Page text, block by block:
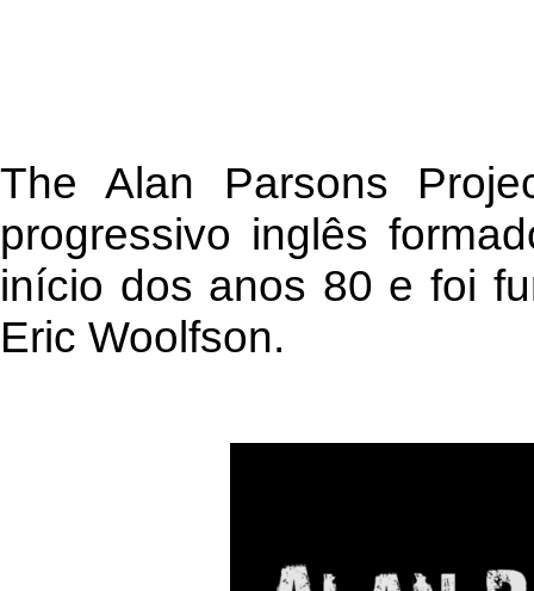
The Alan Parsons
progressivo inglês
início dos anos 80 e foi
Eric Woolfson.